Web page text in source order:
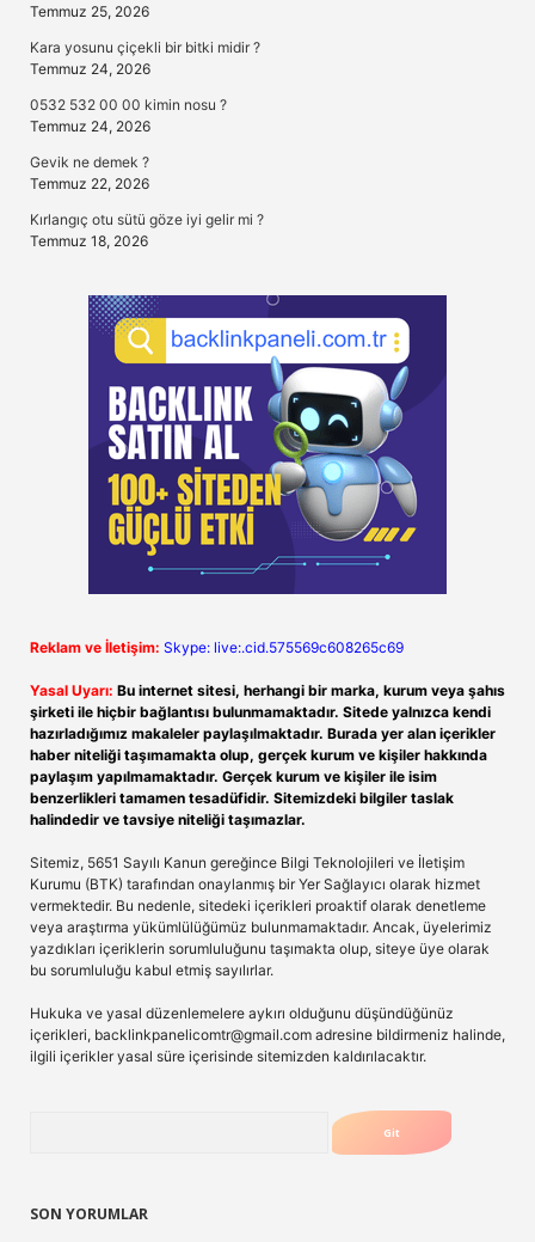
Temmuz 25, 2026
Kara yosunu çiçekli bir bitki midir ?
Temmuz 24, 2026
0532 532 00 00 kimin nosu ?
Temmuz 24, 2026
Gevik ne demek ?
Temmuz 22, 2026
Kırlangıç otu sütü göze iyi gelir mi ?
Temmuz 18, 2026
Reklam ve İletişim: Skype: live:.cid.575569c608265c69
Yasal Uyarı: Bu internet sitesi, herhangi bir marka, kurum veya şahıs
şirketi ile hiçbir bağlantısı bulunmamaktadır. Sitede yalnızca kendi
hazırladığımız makaleler paylaşılmaktadır. Burada yer alan içerikler
haber niteliği taşımamakta olup, gerçek kurum ve kişiler hakkında
paylaşım yapılmamaktadır. Gerçek kurum ve kişiler ile isim
benzerlikleri tamamen tesadüfidir. Sitemizdeki bilgiler taslak
halindedir ve tavsiye niteliği taşımazlar.
Sitemiz, 5651 Sayılı Kanun gereğince Bilgi Teknolojileri ve İletişim
Kurumu (BTK) tarafından onaylanmış bir Yer Sağlayıcı olarak hizmet
vermektedir. Bu nedenle, sitedeki içerikleri proaktif olarak denetleme
veya araştırma yükümlülüğümüz bulunmamaktadır. Ancak, üyelerimiz
yazdıkları içeriklerin sorumluluğunu taşımakta olup, siteye üye olarak
bu sorumluluğu kabul etmiş sayılırlar.
Hukuka ve yasal düzenlemelere aykırı olduğunu düşündüğünüz
içerikleri, backlinkpanelicomtr@gmail.com adresine bildirmeniz halinde,
ilgili içerikler yasal süre içerisinde sitemizden kaldırılacaktır.
SON YORUMLAR